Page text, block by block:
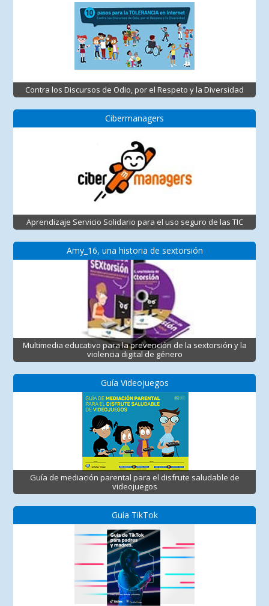
Contra los Discursos de Odio, por el Respeto y la Diversidad
Cibermanagers
Aprendizaje Servicio Solidario para el uso seguro de las TIC
Amy_16, una historia de sextorsión
Multimedia educativo para la prevención de la sextorsión y la
violencia digital de género
Guía Videojuegos
Guía de mediación parental para el disfrute saludable de
videojuegos
Guía TikTok